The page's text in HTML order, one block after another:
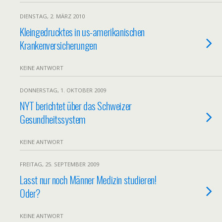
DIENSTAG, 2. MÄRZ 2010
Kleingedrucktes in us-amerikanischen
Krankenversicherungen
KEINE ANTWORT
DONNERSTAG, 1. OKTOBER 2009
NYT berichtet über das Schweizer
Gesundheitssystem
KEINE ANTWORT
FREITAG, 25. SEPTEMBER 2009
Lasst nur noch Männer Medizin studieren!
Oder?
KEINE ANTWORT